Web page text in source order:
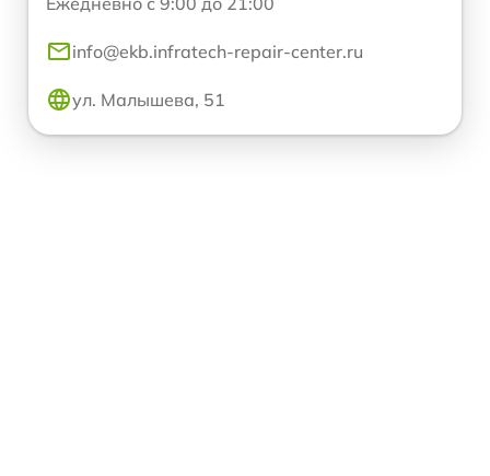
info@ekb.infratech-repair-center.ru
ул. Малышева, 51